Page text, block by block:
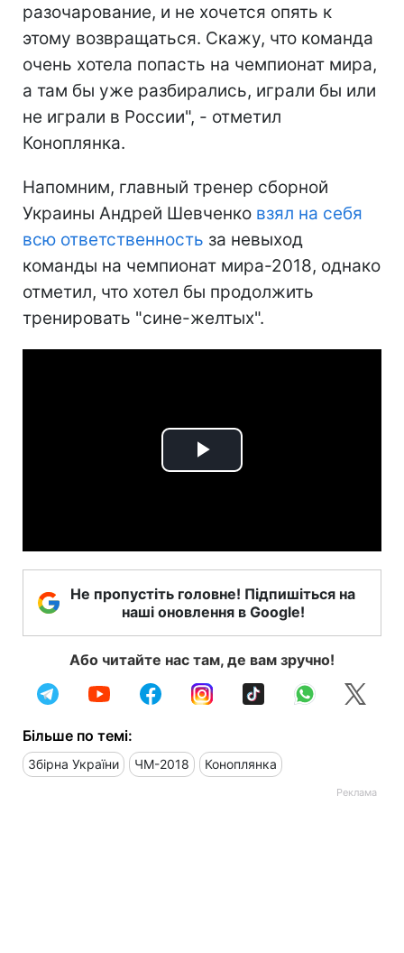
разочарование, и не хочется опять к
этому возвращаться. Скажу, что команда
очень хотела попасть на чемпионат мира,
а там бы уже разбирались, играли бы или
не играли в России", - отметил
Коноплянка.
Напомним, главный тренер сборной
Украины Андрей Шевченко взял на себя
всю ответственность за невыход
команды на чемпионат мира-2018, однако
отметил, что хотел бы продолжить
тренировать "сине-желтых".
Play
Не пропустіть головне! Підпишіться на
наші оновлення в Google!
Або читайте нас там, де вам зручно!
Більше по темі:
Збірна України ЧМ-2018 Коноплянка